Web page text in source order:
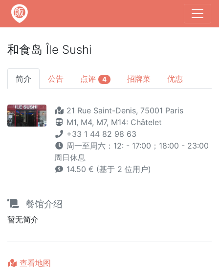
和食岛 Île Sushi
简介 公告 点评 4 招牌菜 优惠
21 Rue Saint-Denis, 75001 Paris
M1, M4, M7, M14: Châtelet
+33 1 44 82 98 63
周一至周六：12: - 17:00；18:00 - 23:00
周日休息
14.50 € (基于 2 位用户)
餐馆介绍
暂无简介
查看地图